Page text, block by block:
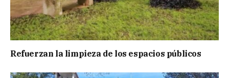
Refuerzan la limpieza de los espacios públicos